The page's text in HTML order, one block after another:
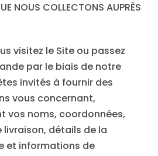
NOUS COLLECTONS AUPRÈS
visitez le Site ou passez
par le biais de notre
invités à fournir des
vous concernant,
vos noms, coordonnées,
livraison, détails de la
et informations de